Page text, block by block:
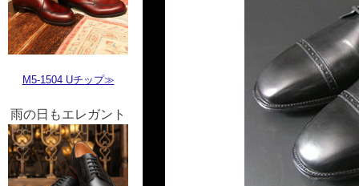
M5-1504 Uチップ≫
雨の日もエレガント